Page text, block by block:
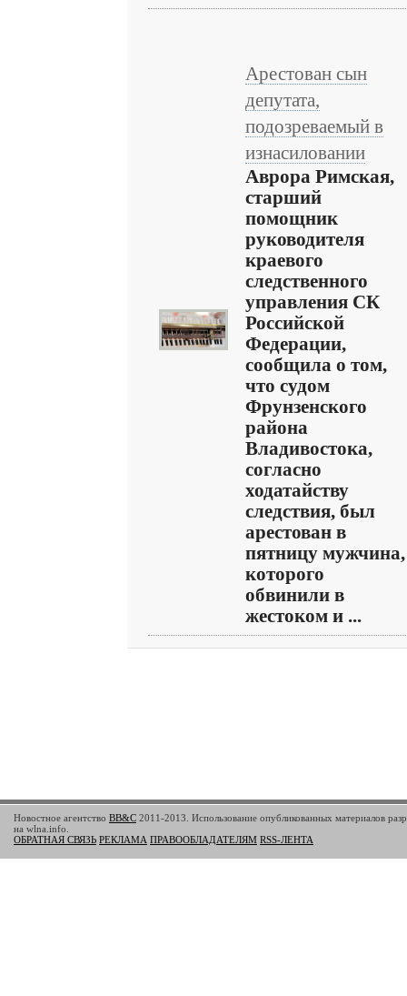
Арестован сын
депутата,
подозреваемый в
изнасиловании
Аврора Римская,
старший
помощник
руководителя
краевого
следственного
управления СК
Российской
Федерации,
сообщила о том,
что судом
Фрунзенского
района
Владивостока,
согласно
ходатайству
следствия, был
арестован в
пятницу мужчина,
которого
обвинили в
жестоком и ...
Новостное агентство BB&C 2011-2013. Использование опубликованных материалов
на wlna.info.
ОБРАТНАЯ СВЯЗЬ РЕКЛАМА ПРАВООБЛАДАТЕЛЯМ RSS-ЛЕНТА